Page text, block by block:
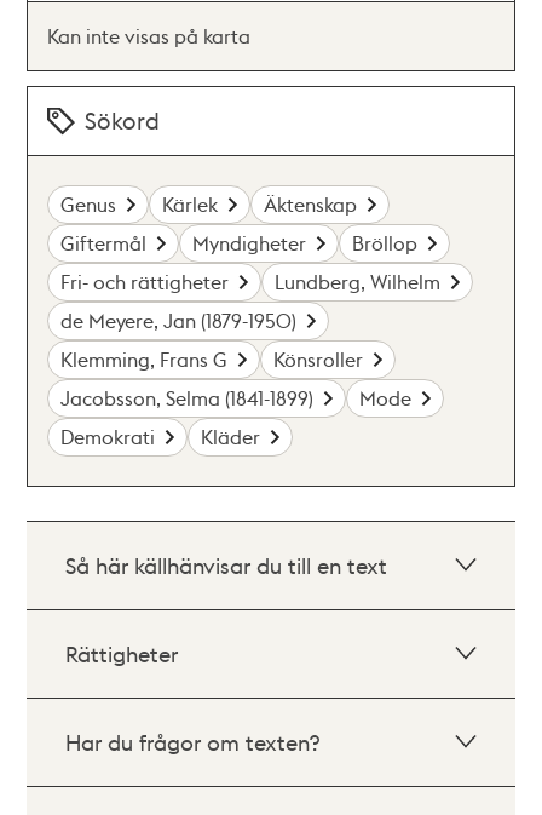
Kan inte visas på karta
Sökord
Genus Kärlek
Äktenskap
Giftermål
Myndigheter
Bröllop
Fri- och rättigheter
Lundberg, Wilhelm
de Meyere, Jan (1879-1950)
Klemming, Frans G
Könsroller
Jacobsson, Selma (1841-1899)
Mode
Demokrati
Kläder
Så här källhänvisar du till en text
Rättigheter
Har du frågor om texten?